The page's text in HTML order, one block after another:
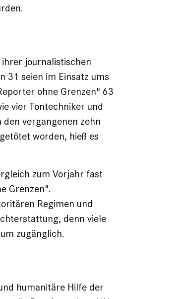
journalistischen
31 seien im Einsatz ums
ohne Grenzen" 63
vier Tontechniker und
vergangenen zehn
worden, hieß es
zum Vorjahr fast
Grenzen".
Regimen und
denn viele
zugänglich.
humanitäre Hilfe der